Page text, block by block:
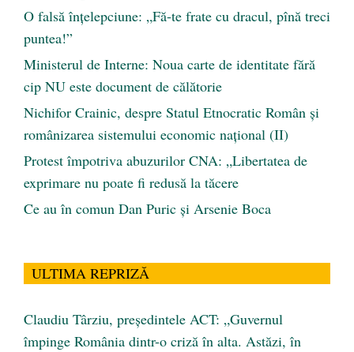
O falsă înțelepciune: „Fă-te frate cu dracul, pînă treci
puntea!”
Ministerul de Interne: Noua carte de identitate fără
cip NU este document de călătorie
Nichifor Crainic, despre Statul Etnocratic Român şi
românizarea sistemului economic naţional (II)
Protest împotriva abuzurilor CNA: „Libertatea de
exprimare nu poate fi redusă la tăcere
Ce au în comun Dan Puric şi Arsenie Boca
ULTIMA REPRIZĂ
Claudiu Târziu, președintele ACT: „Guvernul
împinge România dintr-o criză în alta. Astăzi, în